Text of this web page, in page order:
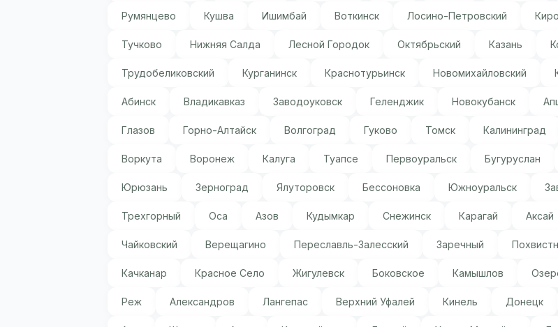
Румянцево Кушва Ишимбай Воткинск Лосино-Петровский
Тучково Нижняя Салда Лесной Городок Октябрьский Казань
Трудобеликовский Курганинск Краснотурьинск Новомихайловский
Абинск Владикавказ Заводоуковск Геленджик Новокубанск
Глазов Горно-Алтайск Волгоград Гуково Томск Калининград
Воркута Воронеж Калуга Туапсе Первоуральск Бугуруслан
Юрюзань Зерноград Ялуторовск Бессоновка Южноуральск
Трехгорный Оса Азов Кудымкар Снежинск Карагай Аксай
Чайковский Верещагино Переславль-Залесский Заречный
Качканар Красное Село Жигулевск Боковское Камышлов
Реж Александров Лангепас Верхний Уфалей Кинель Донецк